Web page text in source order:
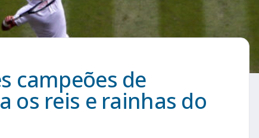
campeões de
os reis e rainhas do